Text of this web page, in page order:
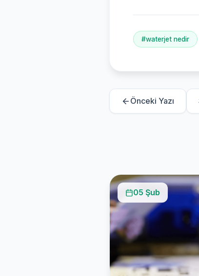
#waterjet nedir
Önceki Yazı
05 Şub